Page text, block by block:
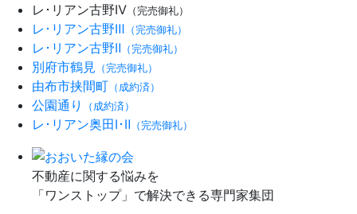
レ･リアン古野Ⅳ （完売御礼）
レ･リアン古野Ⅲ （完売御礼）
レ･リアン古野Ⅱ （完売御礼）
別府市鶴見 （完売御礼）
由布市挟間町 （成約済）
公園通り （成約済）
レ･リアン奥田Ⅰ･Ⅱ （完売御礼）
不動産に関する悩みを
「ワンストップ」で解決できる専門家集団